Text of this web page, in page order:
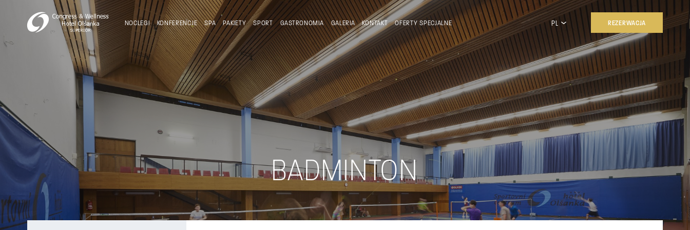
NOCLEGI KONFERENCJE SPA PAKIETY SPORT GASTRONOMIA GALERIA KONTAKT OFERTY SPECJALNE PL REZERWACJA
BADMINTON